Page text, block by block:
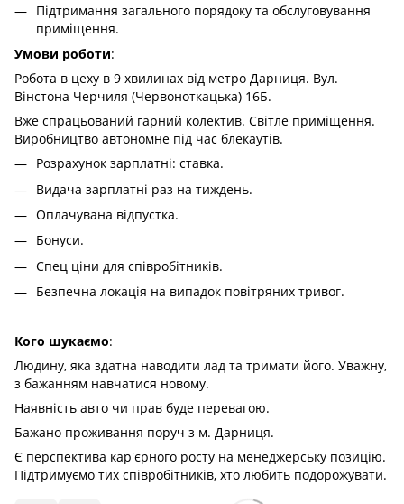
Підтримання загального порядоку та обслуговування
приміщення.
Умови роботи:
Робота в цеху в 9 хвилинах від метро Дарниця. Вул.
Вінстона Черчиля (Червоноткацька) 16Б.
Вже спрацьований гарний колектив. Світле приміщення.
Виробництво автономне під час блекаутів.
Розрахунок зарплатні: ставка.
Видача зарплатні раз на тиждень.
Оплачувана відпустка.
Бонуси.
Спец ціни для співробітників.
Безпечна локація на випадок повітряних тривог.
Кого шукаємо:
Людину, яка здатна наводити лад та тримати його. Уважну,
з бажанням навчатися новому.
Наявність авто чи прав буде перевагою.
Бажано проживання поруч з м. Дарниця.
Є перспектива кар'єрного росту на менеджерську позицію.
Підтримуємо тих співробітників, хто любить подорожувати.